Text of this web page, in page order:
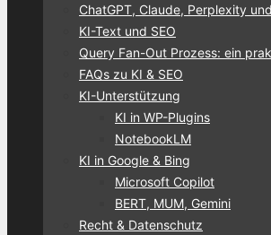
ChatGPT, Claude, Perplexity
KI-Text und SEO
Query Fan-Out Prozess: ein
FAQs zu KI & SEO
KI-Unterstützung
KI in WP-Plugins
NotebookLM
KI in Google & Bing
Microsoft Copilot
BERT, MUM, Gemini
Recht & Datenschutz